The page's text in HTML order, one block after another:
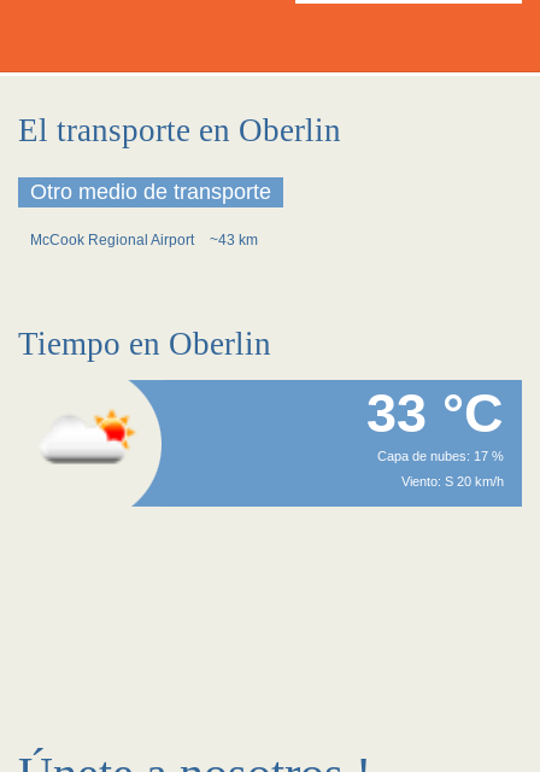
El transporte en Oberlin
Otro medio de transporte
McCook Regional Airport ~43 km
Tiempo en Oberlin
33 °C
Capa de nubes: 17 %
Viento: S 20 km/h